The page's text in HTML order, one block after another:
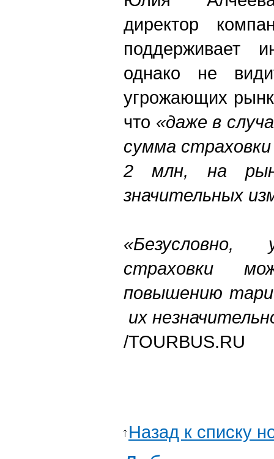
директор
поддерживает
однако не
угрожающих
что «даже в
сумма
2 млн, на
значительных
«Безусловно,
страховки
повышению
их
/TOURBUS.RU
Назад к списку